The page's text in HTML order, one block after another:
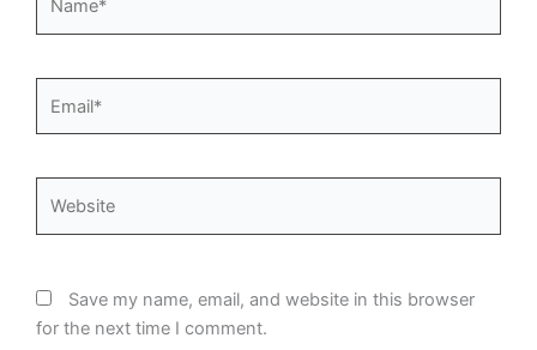
Save my name, email, and website in this browser
for the next time I comment.